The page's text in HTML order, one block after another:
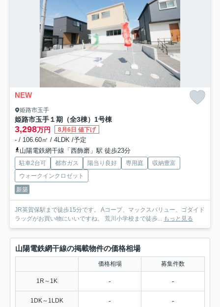
NEW
姫路市玉手
姫路市玉手１期（全3棟）1号棟
3,298万円 8月6日 値下げ
- / 106.60㎡ / 4LDK /予定
山陽電鉄網干線「西飾磨」駅 徒歩23分
駐車2台可 都市ガス 陽当り良好 専用庭
収納豊富
ウォークインクロゼット
新築
JR英賀保駅まで徒歩15分です。 Aコープ、マックスバリュー、ゴダイド
ラッグがお買い物にいいですね。 荒川小学校まで徒歩...
もっと見る
山陽電鉄網干線の掲載物件の価格相場
価格相場 募集件数
1R～1K - -
1DK～1LDK - -